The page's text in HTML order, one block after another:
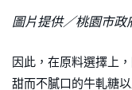
圖片提供／桃園市政
因此，在原料選擇上
甜而不膩口的牛軋糖